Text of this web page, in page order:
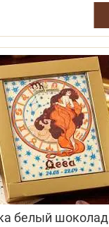
белый шоколад